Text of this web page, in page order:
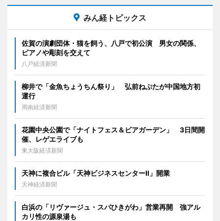
みん経トピックス
佐賀の演劇団体・猫を飼う、八戸で初公演 男女の関係、
ピアノや彫刻を交えて
八戸経済新聞
柳井で「金魚ちょうちん祭り」 弘前ねぷたが中国地方初
運行
周南経済新聞
花園中央公園で「ナイトフェス＆ビアガーデン」 3日間開
催、レゲエライブも
東大阪経済新聞
天神に複合ビル「天神ビジネスセンターII」開業
天神経済新聞
白浜の「リヴァージュ・スパひきがわ」営業再開 強アル
カリ性の源泉湯も